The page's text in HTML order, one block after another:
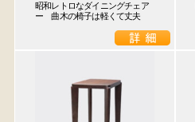
昭和レトロなダイニングチェア
ー　曲木の椅子は軽くて丈夫